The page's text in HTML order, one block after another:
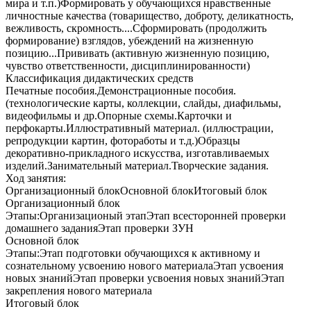
мира и т.п.)Формировать у обучающихся нравственные
личностные качества (товарищество, доброту, деликатность,
вежливость, скромность....Сформировать (продолжить
формирование) взглядов, убеждений на жизненную
позицию...Прививать (активную жизненную позицию,
чувство ответственности, дисциплинированности)
Классификация дидактических средств
Печатные пособия.Демонстрационные пособия.
(технологические карты, коллекции, слайды, диафильмы,
видеофильмы и др.Опорные схемы.Карточки и
перфокарты.Иллюстративный материал. (иллюстрации,
репродукции картин, фотоработы и т.д.)Образцы
декоративно-прикладного искусства, изготавливаемых
изделий.Занимательный материал.Творческие задания.
Ход занятия:
Организационный блокОсновной блокИтоговый блок
Организационный блок
Этапы:Организационый этапЭтап всесторонней проверки
домашнего заданияЭтап проверки ЗУН
Основной блок
Этапы:Этап подготовки обучающихся к активному и
сознательному усвоению нового материалаЭтап усвоения
новых знанийЭтап проверки усвоения новых знанийЭтап
закрепления нового материала
Итоговый блок